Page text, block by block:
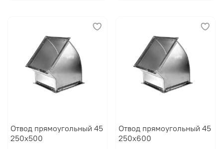
Отвод прямоугольный 45
250x500
Отвод прямоугольный 45
250x600